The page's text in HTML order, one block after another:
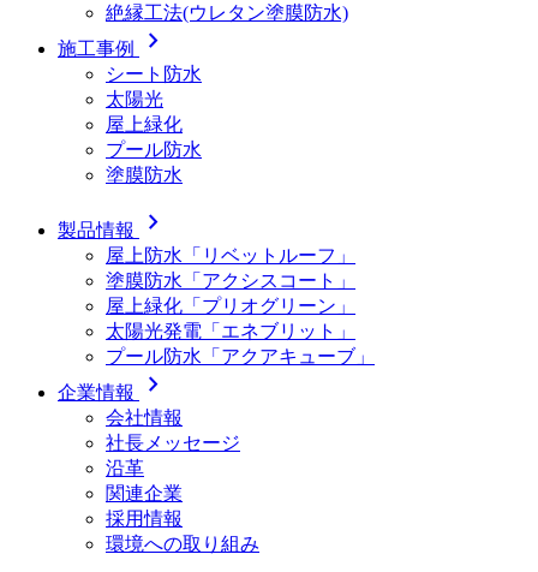
絶縁工法(ウレタン塗膜防水)
施工事例
chevron_right
シート防水
太陽光
屋上緑化
プール防水
塗膜防水
製品情報 chevron_right
屋上防水「リベットルーフ」
塗膜防水「アクシスコート」
屋上緑化「プリオグリーン」
太陽光発電「エネブリット」
プール防水「アクアキューブ」
企業情報
chevron_right
会社情報
社長メッセージ
沿革
関連企業
採用情報
環境への取り組み